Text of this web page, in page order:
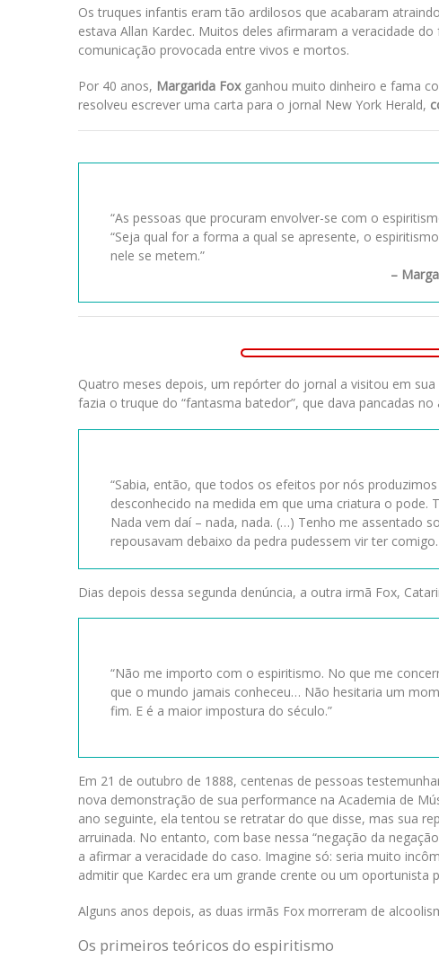
Os truques infantis eram tão ardilosos que acabaram
estava Allan Kardec. Muitos deles afirmaram a veracidade
comunicação provocada entre vivos e mortos.
Por 40 anos, Margarida Foxganhou muito dinheiro e fama
resolveu escrever uma carta para o jornal New York Herald,
“As pessoas que procuram envolver-se com o
“Seja qual for a forma a qual se apresente, o
nele se metem.”
–
Quatro meses depois, um repórter do jornal a visitou em
fazia o truque do “fantasma batedor”, que dava pancadas
“Sabia, então, que todos os efeitos por nós
desconhecido na medida em que uma criatura o
Nada vem daí – nada, nada. (…) Tenho me assentado
repousavam debaixo da pedra pudessem vir ter comigo.
Dias depois dessa segunda denúncia, a outra irmã Fox,
“Não me importo com o espiritismo. No que me
que o mundo jamais conheceu… Não hesitaria um
fim. E é a maior impostura do século.”
Em 21 de outubro de 1888, centenas de pessoas
nova demonstração de sua performance na Academia de
ano seguinte, ela tentou se retratar do que disse, mas sua
arruinada. No entanto, com base nessa “negação da
a afirmar a veracidade do caso. Imagine só: seria muito
admitir que Kardec era um grande crente ou um oportunista
Alguns anos depois, as duas irmãs Fox morreram de
Os primeiros teóricos do espiritismo